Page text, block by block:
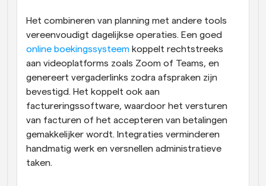
Het combineren van planning met andere tools
online boekingssysteem koppelt rechtstreeks
aan videoplatforms zoals Zoom of Teams, en
genereert vergaderlinks zodra afspraken zijn
bevestigd. Het koppelt ook aan
factureringssoftware, waardoor het versturen
van facturen of het accepteren van betalingen
gemakkelijker wordt. Integraties verminderen
handmatig werk en versnellen administratieve
taken.